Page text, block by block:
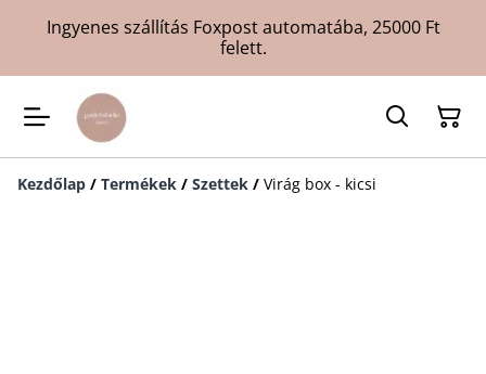
Ingyenes szállítás Foxpost automatába, 25000 Ft
felett.
Kezdőlap / Termékek / Szettek / Virág box - kicsi